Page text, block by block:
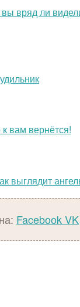
вряд ли
вам вернётся!
выглядит
FacebookVK